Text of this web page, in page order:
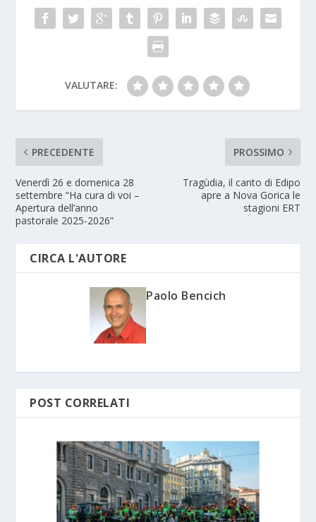
VALUTARE:
PRECEDENTE
Venerdì 26 e domenica 28
settembre “Ha cura di voi –
Apertura dell’anno
pastorale 2025-2026”
PROSSIMO
Tragùdia, il canto di Edipo
apre a Nova Gorica le
stagioni ERT
CIRCA L'AUTORE
Paolo Bencich
POST CORRELATI